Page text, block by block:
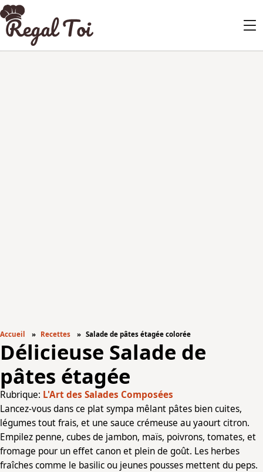
Accueil Recettes Salade de pâtes étagée colorée
Délicieuse Salade de
pâtes étagée
Rubrique: L'Art des Salades Composées
Lancez-vous dans ce plat sympa mêlant pâtes bien cuites,
légumes tout frais, et une sauce crémeuse au yaourt citron.
Empilez penne, cubes de jambon, maïs, poivrons, tomates, et
fromage pour un effet canon et plein de goût. Les herbes
fraîches comme le basilic ou jeunes pousses mettent du peps.